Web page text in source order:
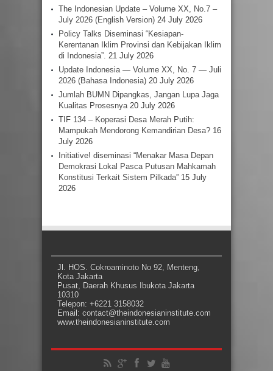
The Indonesian Update – Volume XX, No.7 –
July 2026 (English Version) 24 July 2026
Policy Talks Diseminasi “Kesiapan-
Kerentanan Iklim Provinsi dan Kebijakan Iklim
di Indonesia”. 21 July 2026
Update Indonesia — Volume XX, No. 7 — Juli
2026 (Bahasa Indonesia) 20 July 2026
Jumlah BUMN Dipangkas, Jangan Lupa Jaga
Kualitas Prosesnya 20 July 2026
TIF 134 – Koperasi Desa Merah Putih:
Mampukah Mendorong Kemandirian Desa? 16
July 2026
Initiative! diseminasi “Menakar Masa Depan
Demokrasi Lokal Pasca Putusan Mahkamah
Konstitusi Terkait Sistem Pilkada” 15 July
2026
Jl. HOS. Cokroaminoto No 92, Menteng,
Kota Jakarta
Pusat, Daerah Khusus Ibukota Jakarta
10310
Telepon: +6221 3158032
Email: contact@theindonesianinstitute.com
www.theindonesianinstitute.com